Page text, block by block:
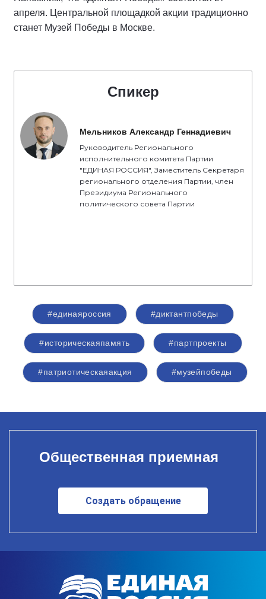
апреля. Центральной площадкой акции традиционно
станет Музей Победы в Москве.
Спикер
Мельников Александр Геннадиевич
Руководитель Регионального
исполнительного комитета Партии
"ЕДИНАЯ РОССИЯ", Заместитель Секретаря
регионального отделения Партии, член
Президиума Регионального
политического совета Партии
#единаяроссия #диктантпобеды
#историческаяпамять #партпроекты
#патриотическаяакция #музейпобеды
Общественная приемная
Создать обращение